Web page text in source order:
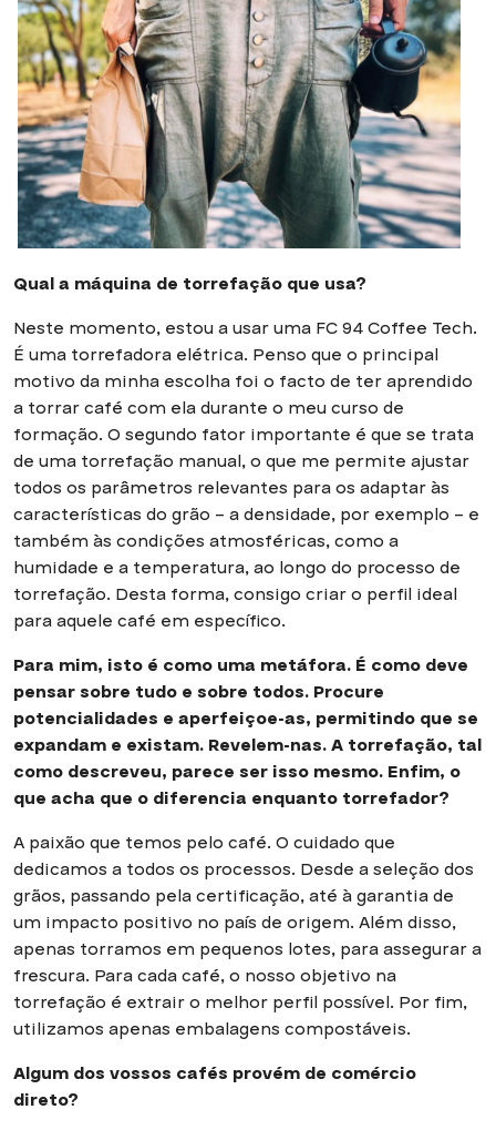
Qual a máquina de torrefação que usa?
Neste momento, estou a usar uma FC 94 Coffee Tech.
É uma torrefadora elétrica. Penso que o principal
motivo da minha escolha foi o facto de ter aprendido
a torrar café com ela durante o meu curso de
formação. O segundo fator importante é que se trata
de uma torrefação manual, o que me permite ajustar
todos os parâmetros relevantes para os adaptar às
características do grão – a densidade, por exemplo – e
também às condições atmosféricas, como a
humidade e a temperatura, ao longo do processo de
torrefação. Desta forma, consigo criar o perfil ideal
para aquele café em específico.
Para mim, isto é como uma metáfora. É como deve
pensar sobre tudo e sobre todos. Procure
potencialidades e aperfeiçoe-as, permitindo que se
expandam e existam. Revelem-nas. A torrefação, tal
como descreveu, parece ser isso mesmo. Enfim, o
que acha que o diferencia enquanto torrefador?
A paixão que temos pelo café. O cuidado que
dedicamos a todos os processos. Desde a seleção dos
grãos, passando pela certificação, até à garantia de
um impacto positivo no país de origem. Além disso,
apenas torramos em pequenos lotes, para assegurar a
frescura. Para cada café, o nosso objetivo na
torrefação é extrair o melhor perfil possível. Por fim,
utilizamos apenas embalagens compostáveis.
Algum dos vossos cafés provém de comércio
direto?